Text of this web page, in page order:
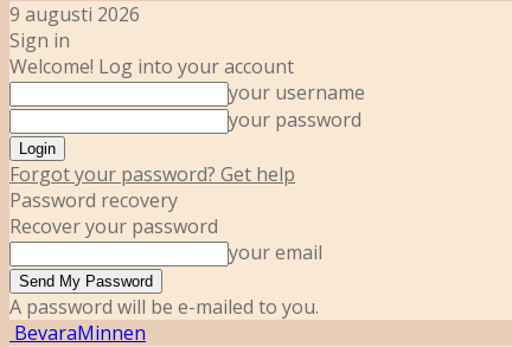
9 augusti 2026
Sign in
Welcome! Log into your account
your username
your password
Forgot your password? Get help
Password recovery
Recover your password
your email
A password will be e-mailed to you.
BevaraMinnen